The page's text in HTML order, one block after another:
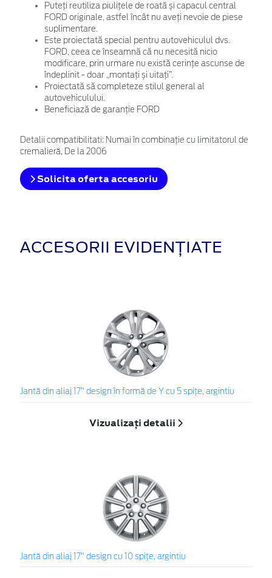
Puteți reutiliza piulițele de roată și capacul central
FORD originale, astfel încât nu aveți nevoie de piese
suplimentare.
Este proiectată special pentru autovehiculul dvs.
FORD, ceea ce înseamnă că nu necesită nicio
modificare, prin urmare nu există cerințe ascunse de
îndeplinit - doar „montați și uitați”.
Proiectată să completeze stilul general al
autovehiculului.
Beneficiază de garanție FORD
Detalii compatibilitati: Numai în combinaţie cu limitatorul de
cremalieră, De la 2006
Solicita oferta accesoriu
ACCESORII EVIDENȚIATE
Jantă din aliaj 17" design în formă de Y cu 5 spiţe, argintiu
Vizualizați detalii
Jantă din aliaj 17" design cu 10 spiţe, argintiu